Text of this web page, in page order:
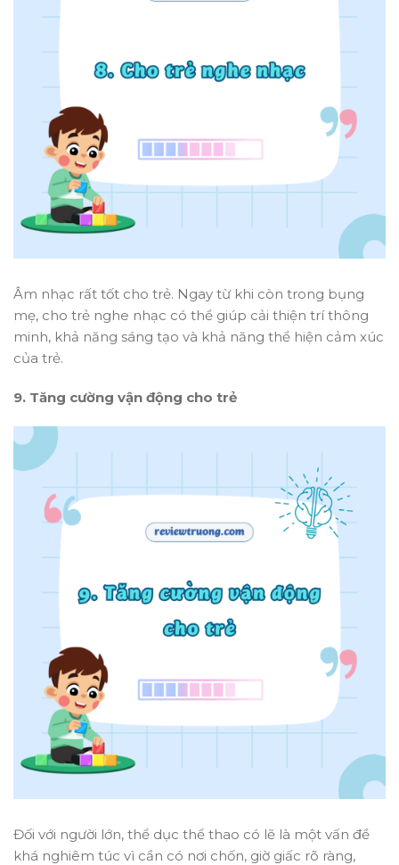
Âm nhạc rất tốt cho trẻ. Ngay từ khi còn trong bụng
mẹ, cho trẻ nghe nhạc có thể giúp cải thiện trí thông
minh, khả năng sáng tạo và khả năng thể hiện cảm xúc
của trẻ.
9. Tăng cường vận động cho trẻ
Đối với người lớn, thể dục thể thao có lẽ là một vấn đề
khá nghiêm túc vì cần có nơi chốn, giờ giấc rõ ràng,